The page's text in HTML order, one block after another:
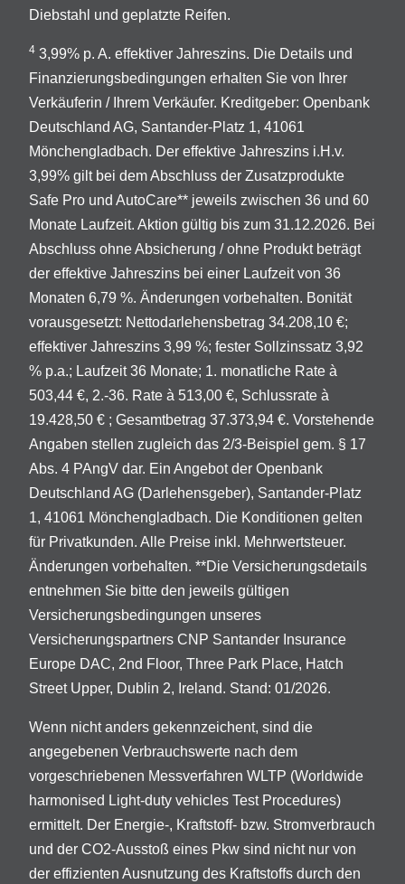
Diebstahl und geplatzte Reifen.
4 3,99% p. A. effektiver Jahreszins. Die Details und
Finanzierungsbedingungen erhalten Sie von Ihrer
Verkäuferin / Ihrem Verkäufer. Kreditgeber: Openbank
Deutschland AG, Santander-Platz 1, 41061
Mönchengladbach. Der effektive Jahreszins i.H.v.
3,99% gilt bei dem Abschluss der Zusatzprodukte
Safe Pro und AutoCare** jeweils zwischen 36 und 60
Monate Laufzeit. Aktion gültig bis zum 31.12.2026. Bei
Abschluss ohne Absicherung / ohne Produkt beträgt
der effektive Jahreszins bei einer Laufzeit von 36
Monaten 6,79 %. Änderungen vorbehalten. Bonität
vorausgesetzt: Nettodarlehensbetrag 34.208,10 €;
effektiver Jahreszins 3,99 %; fester Sollzinssatz 3,92
% p.a.; Laufzeit 36 Monate; 1. monatliche Rate à
503,44 €, 2.-36. Rate à 513,00 €, Schlussrate à
19.428,50 € ; Gesamtbetrag 37.373,94 €. Vorstehende
Angaben stellen zugleich das 2/3-Beispiel gem. § 17
Abs. 4 PAngV dar. Ein Angebot der Openbank
Deutschland AG (Darlehensgeber), Santander-Platz
1, 41061 Mönchengladbach. Die Konditionen gelten
für Privatkunden. Alle Preise inkl. Mehrwertsteuer.
Änderungen vorbehalten. **Die Versicherungsdetails
entnehmen Sie bitte den jeweils gültigen
Versicherungsbedingungen unseres
Versicherungspartners CNP Santander Insurance
Europe DAC, 2nd Floor, Three Park Place, Hatch
Street Upper, Dublin 2, Ireland. Stand: 01/2026.
Wenn nicht anders gekennzeichent, sind die
angegebenen Verbrauchswerte nach dem
vorgeschriebenen Messverfahren WLTP (Worldwide
harmonised Light-duty vehicles Test Procedures)
ermittelt. Der Energie-, Kraftstoff- bzw. Stromverbrauch
und der CO2-Ausstoß eines Pkw sind nicht nur von
der effizienten Ausnutzung des Kraftstoffs durch den